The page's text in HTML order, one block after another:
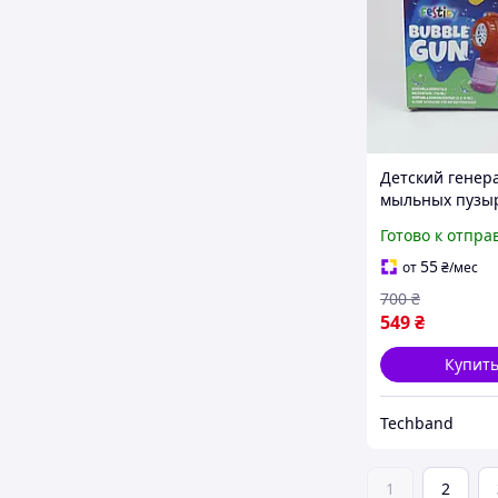
Детский
мыльных
светодиодный
с мыльным
(Колир:
пластик)
Готово к
от55₴/мес
549₴
700 ₴
Techband
1 2